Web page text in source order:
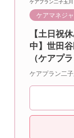
ケアプラン二子玉川
ケアマネジ
【土日祝
中】世田
（ケアプ
ケアプラン二